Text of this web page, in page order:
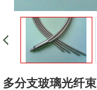
多分支玻璃光纤束